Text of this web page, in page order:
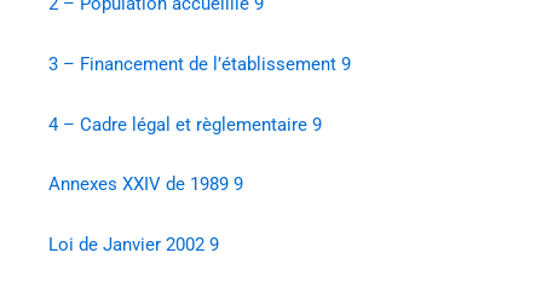
3 – Financement de l’établissement 9
4 – Cadre légal et règlementaire 9
Annexes XXIV de 1989 9
Loi de Janvier 2002 9